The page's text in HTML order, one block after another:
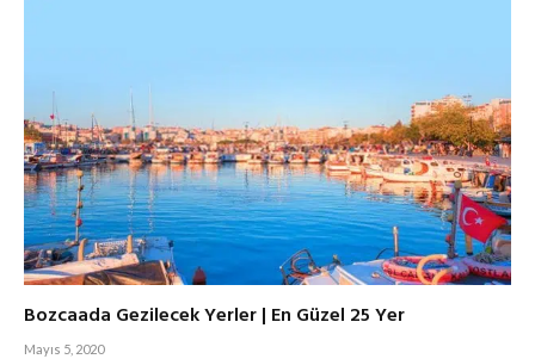
Bozcaada Gezilecek Yerler | En Güzel 25 Yer
Mayıs 5, 2020